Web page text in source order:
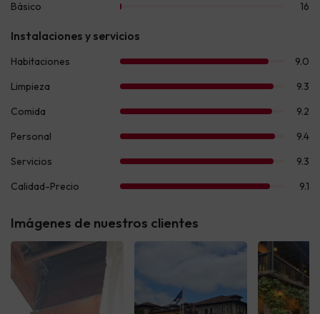
Imágenes de nuestros clientes